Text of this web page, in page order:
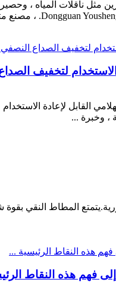
مثل ناقلات المياه ،
لتخفيف
، وخبرة ...
فهم هذه النقاط